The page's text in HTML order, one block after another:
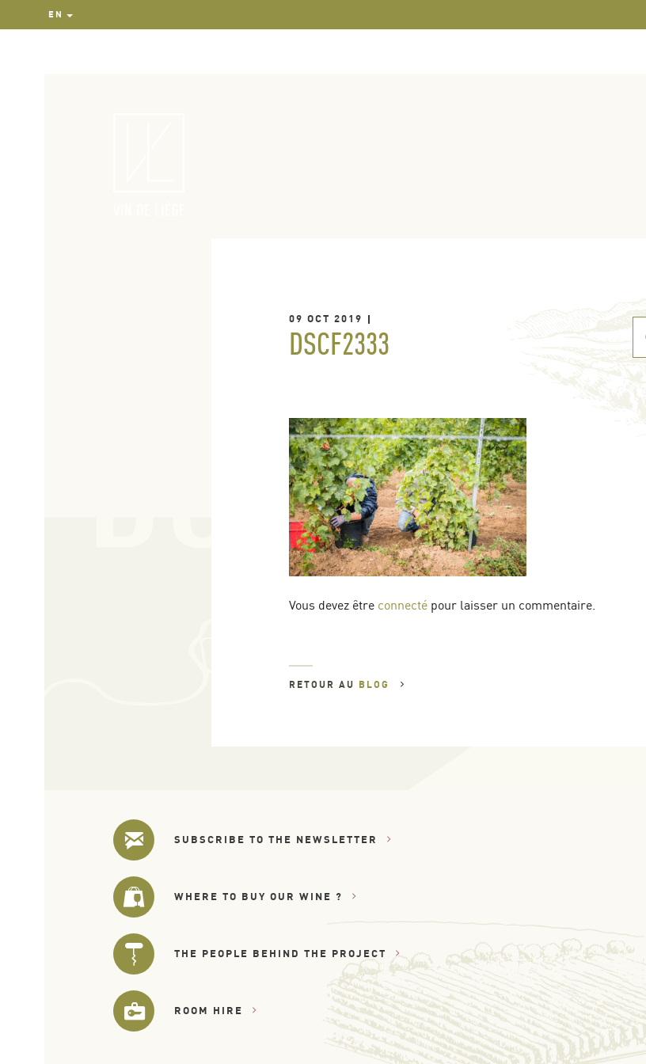
EN
09 OCT 2019
DSCF2333
Vous devez être connecté pour laisser un commentaire.
RETOUR AU BLOG
SUBSCRIBE TO THE NEWSLETTER
WHERE TO BUY OUR WINE ?
THE PEOPLE BEHIND THE PROJECT
ROOM HIRE